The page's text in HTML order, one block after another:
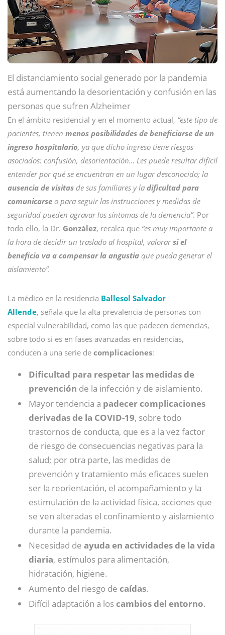
El distanciamiento social generado por la pandemia
está aumentando la desorientación y confusión en las
personas que sufren Alzheimer
En el ámbito residencial y en el momento actual, “este tipo de
pacientes, tienen menos posibilidades de beneficiarse de un
ingreso hospitalario, ya que dicho ingreso tiene riesgos
asociados: confusión, desorientación… Les puede resultar difícil
entender por qué se encuentran en un lugar desconocido; la
ausencia de visitas de sus familiares y la dificultad para
comunicarse o para seguir las instrucciones y medidas de
seguridad pueden agravar los síntomas de la demencia”. Por
todo ello, la Dr. González, recalca que “es muy importante a
la hora de decidir un traslado al hospital, valorarsi el
beneficio va a compensar la angustia que pueda generar el
aislamiento”.
La médico en la residencia Ballesol Salvador
Allende, señala que la alta prevalencia de personas con
especial vulnerabilidad, como las que padecen demencias,
sobre todo si es en fases avanzadas en residencias,
conducen a una serie de complicaciones:
Dificultad para respetar las medidas de
prevención de la infección y de aislamiento.
Mayor tendencia a padecer complicaciones
derivadas de la COVID-19, sobre todo
trastornos de conducta, que es a la vez factor
de riesgo de consecuencias negativas para la
salud; por otra parte, las medidas de
prevención y tratamiento más eficaces suelen
ser la reorientación, el acompañamiento y la
estimulación de la actividad física, acciones que
se ven alteradas el confinamiento y aislamiento
durante la pandemia.
Necesidad de ayuda en actividades de la vida
diaria, estímulos para alimentación,
hidratación, higiene.
Aumento del riesgo de caídas.
Difícil adaptación a loscambios del entorno.